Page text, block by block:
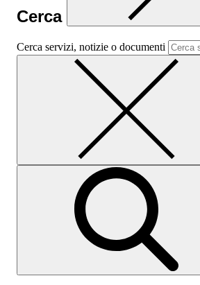
Cerca
Cerca servizi, notizie o documenti